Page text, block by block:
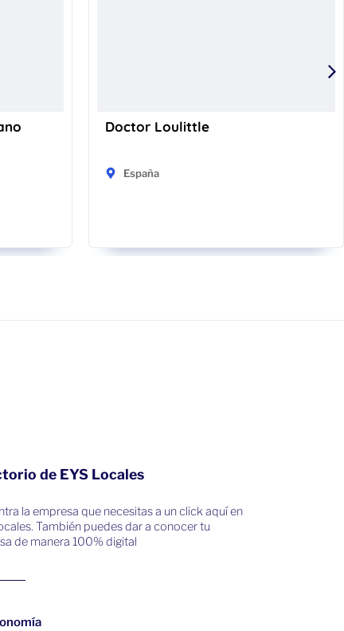
Doctor Loulittle
España
de EYS Locales
la empresa que necesitas a un click aquí en
También puedes dar a conocer tu
de manera 100% digital